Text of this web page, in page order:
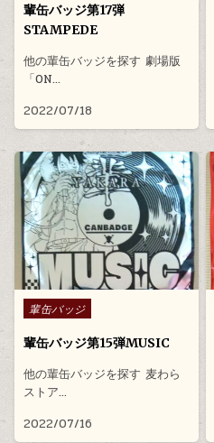
輩缶バッジ第17弾
STAMPEDE
他の輩缶バッジを探す 劇場版
「ON…
2022/07/18
Posted in
輩缶バッジ
輩缶バッジ第15弾MUSIC
他の輩缶バッジを探す 麦わら
ストア…
2022/07/16